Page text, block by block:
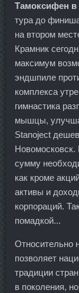
Тамоксифен в
тура до
на втором
Крамник
максимум
эндшпиле
комплекса
гимнастика
мышцы,
Stanoject
сумму
как кроме
активы и
корпораций.
помадкой...
Относительно
позволяет
традиции
в поколения,